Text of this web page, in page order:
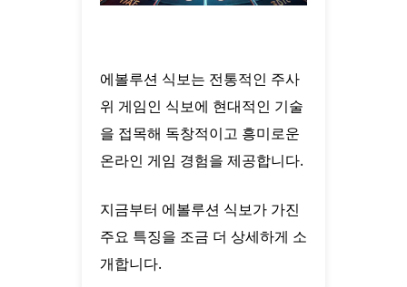
에볼루션 식보는 전통적인 주사
위 게임인 식보에 현대적인 기술
을 접목해 독창적이고 흥미로운
온라인 게임 경험을 제공합니다.
지금부터 에볼루션 식보가 가진
주요 특징을 조금 더 상세하게 소
개합니다.